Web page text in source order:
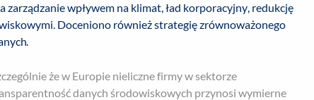
wpływem na klimat, ład korporacyjny, redukcję
Doceniono również strategię zrównoważonego
że w Europie nieliczne firmy w sektorze
danych środowiskowych przynosi wymierne